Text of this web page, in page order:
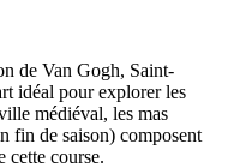
de Van Gogh, Saint-
idéal pour explorer les
médiéval, les mas
fin de saison) composent
cette course.